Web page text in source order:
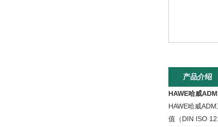
产品介绍
HAWE哈威
HAWE哈威
值（DIN ISO